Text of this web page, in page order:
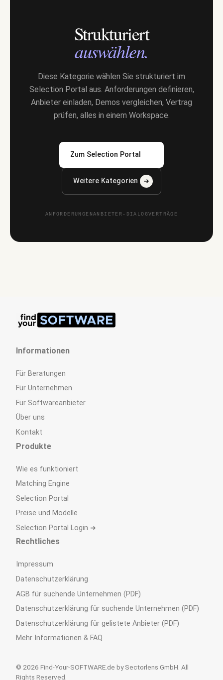
Strukturiert
auswählen.
Diese Kategorie wählen Sie strukturiert im
Selection Portal aus. Anforderungen definieren,
Anbieter einladen, Demos vergleichen, Vertrag
prüfen, alles in einem Workspace.
Zum Selection Portal
Weitere Kategorien
ANFORDERUNGENANBIETER-DIALOGVERTRÄGE
Informationen
Für Beratungen
Für Unternehmen
Für Softwareanbieter
Über uns
Kontakt
Produkte
Wie es funktioniert
Matching Engine
Selection Portal
Preise und Modelle
Selection Portal Login ➜
Rechtliches
Impressum
Datenschutzerklärung
AGB für suchende Unternehmen (PDF)
Datenschutzerklärung für suchende Unternehmen (PDF)
Datenschutzerklärung für gelistete Anbieter (PDF)
Mehr Informationen & FAQ
© 2026 Find-Your-SOFTWARE.de by Sectorlens GmbH. All
Rights Reserved.